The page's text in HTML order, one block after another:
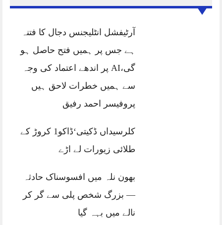
آرٹیفشل انٹلیجنس دجال کا فتنہ
ہے جس پر ہمیں فتح حاصل ہو
گی،AI پر اندھے اعتماد کی وجہ
سے ہمیں خطرات لاحق ہیں
پروفیسر احمد رفیق
کلرسیداں ڈکیتی‘ڈاکو1 کروڑ کے
طلائی زیورات لے اڑے
بھون نلہ میں افسوسناک حادثہ
— بزرگ شخص پلی سے گر کر
نالے میں بہہ گیا